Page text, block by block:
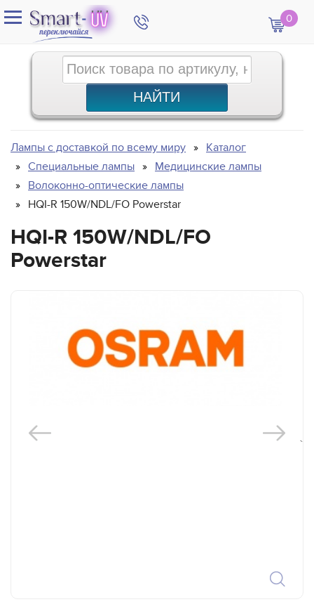
0
Лампы с доставкой по всему миру
Каталог
Специальные лампы
Медицинские лампы
Волоконно-оптические лампы
HQI-R 150W/NDL/FO Powerstar
HQI-R 150W/NDL/FO
Powerstar
`